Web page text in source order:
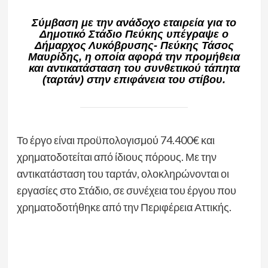
Σύμβαση με την ανάδοχο εταιρεία για το
Δημοτικό Στάδιο Πεύκης υπέγραψε ο
Δήμαρχος Λυκόβρυσης- Πεύκης Τάσος
Μαυρίδης, η οποία αφορά την προμήθεια
και αντικατάσταση του συνθετικού τάπητα
(ταρτάν) στην επιφάνεια του στίβου.
Το έργο είναι προϋπολογισμού 74.400€ και
χρηματοδοτείται από ίδιους πόρους. Με την
αντικατάσταση του ταρτάν, ολοκληρώνονται οι
εργασίες στο Στάδιο, σε συνέχεια του έργου που
χρηματοδοτήθηκε από την Περιφέρεια Αττικής.